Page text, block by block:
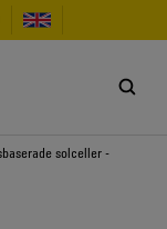
solceller -